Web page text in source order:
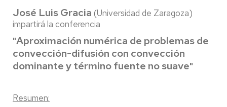
José Luis Gracia (Universidad de Zaragoza)
impartirá la conferencia
"Aproximación numérica de problemas de
convección-difusión con convección
dominante y término fuente no suave"
Resumen: